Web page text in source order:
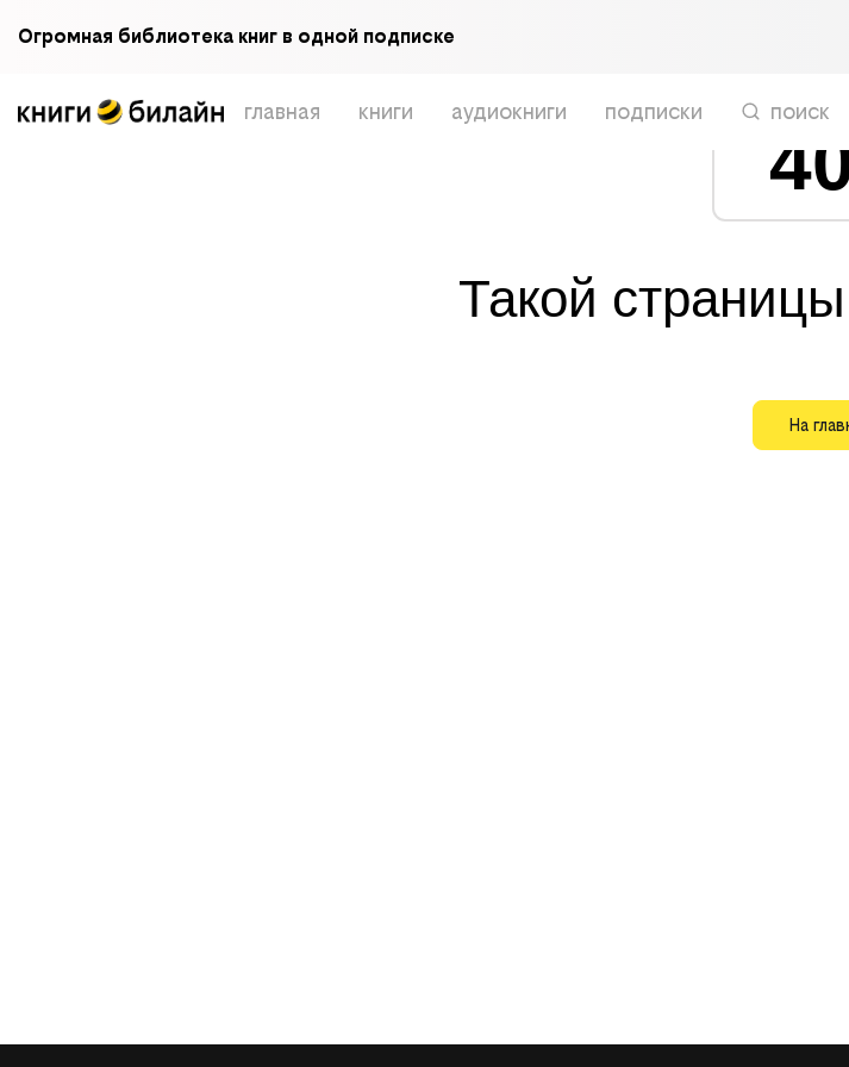
Огромная библиотека книг в одной подписке
главная книги аудиокниги подписки поиск
Такой
На